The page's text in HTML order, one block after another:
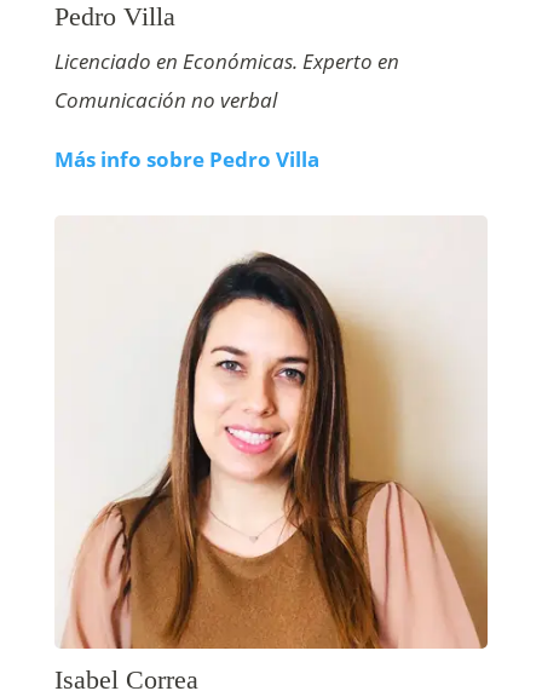
Pedro Villa
Licenciado en Económicas. Experto en
Comunicación no verbal
Más info sobre Pedro Villa
Isabel Correa